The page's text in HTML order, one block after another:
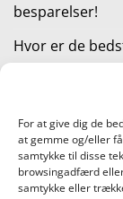
For at give dig de
at gemme og/eller
samtykke til disse
browsingadfærd
samtykke eller
besparelser!
Hvor er de
Kategorier